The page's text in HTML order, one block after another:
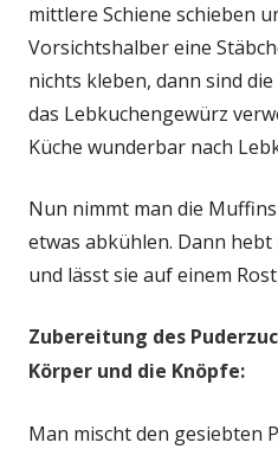
mittlere Schiene schieben
Vorsichtshalber eine
nichts kleben, dann sind
das Lebkuchengewürz
Küche wunderbar nach
Nun nimmt man die
etwas abkühlen. Dann
und lässt sie auf einem
Zubereitung des
Körper und die Knöpfe:
Man mischt den gesiebten